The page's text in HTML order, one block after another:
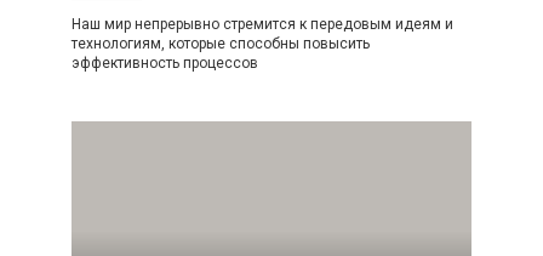
Наш мир непрерывно стремится к передовым идеям и
технологиям, которые способны повысить
эффективность процессов